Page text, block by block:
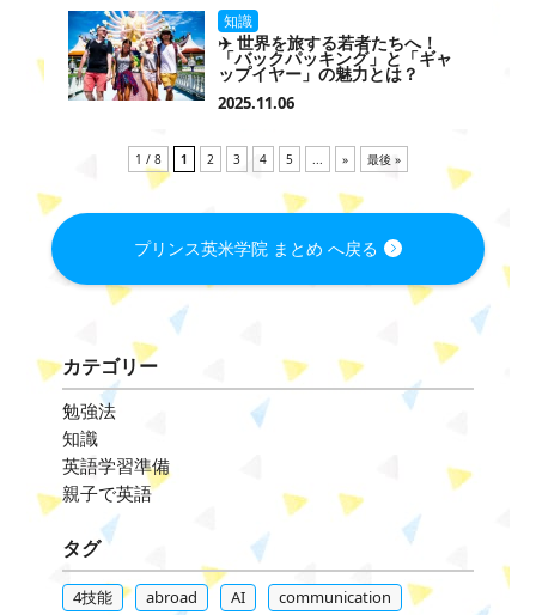
知識
✈️ 世界を旅する若者たちへ！
「バックパッキング」と「ギャ
ップイヤー」の魅力とは？
2025.11.06
1 / 8 1 2 3 4 5 » 最後 »
プリンス英米学院 まとめ へ戻る
カテゴリー
勉強法
知識
英語学習準備
親子で英語
タグ
4技能 abroad AI
communication